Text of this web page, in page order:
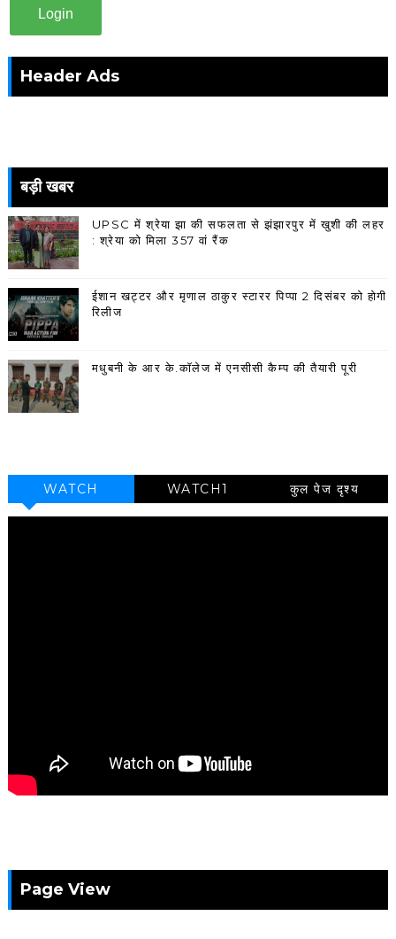
Login
Header Ads
बड़ी खबर
UPSC में श्रेया झा की सफलता से झंझारपुर में खुशी की लहर
: श्रेया को मिला 357 वां रैंक
ईशान खट्टर और मृणाल ठाकुर स्टारर पिप्पा 2 दिसंबर को होगी
रिलीज
मधुबनी के आर के.कॉलेज में एनसीसी कैम्प की तैयारी पूरी
WATCH WATCH1 कुल पेज दृश्य
Page View